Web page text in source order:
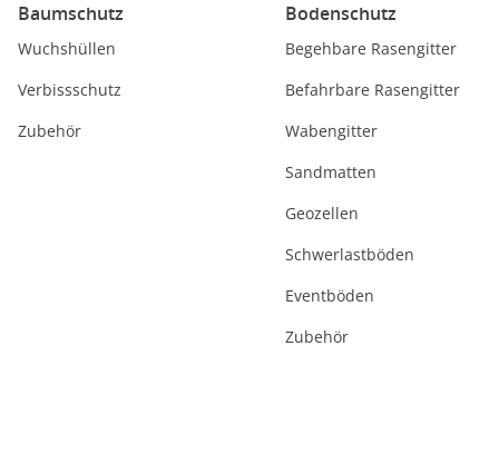
Baumschutz
Wuchshüllen
Verbissschutz
Zubehör
Bodenschutz
Begehbare Rasengitter
Befahrbare Rasengitter
Wabengitter
Sandmatten
Geozellen
Schwerlastböden
Eventböden
Zubehör